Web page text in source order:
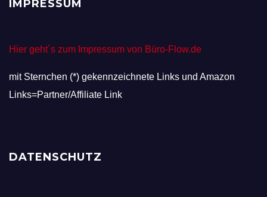
IMPRESSUM
Hier geht´s zum Impressum von Büro-Flow.de
mit Sternchen (*) gekennzeichnete Links und Amazon
Links=Partner/Affiliate Link
DATENSCHUTZ